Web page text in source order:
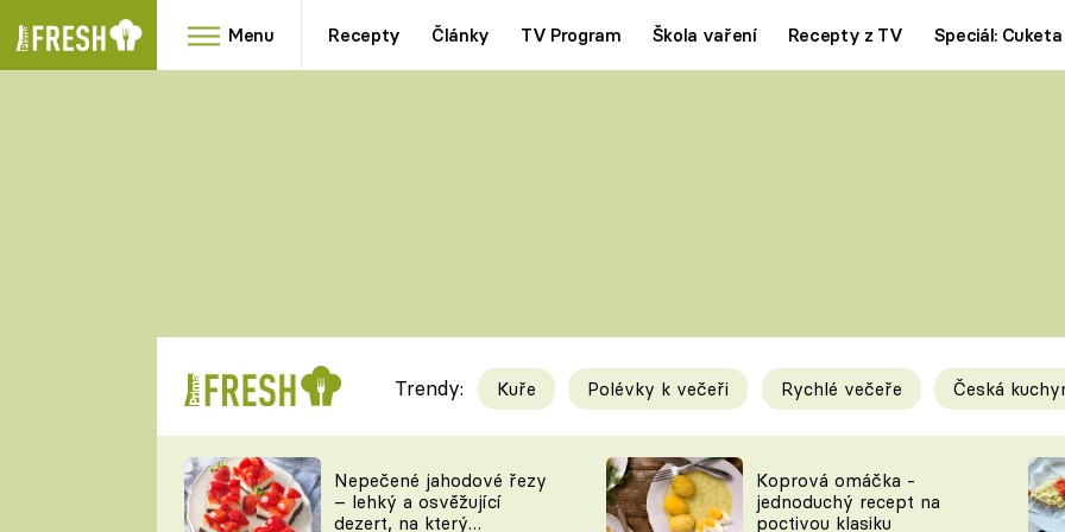
Menu Recepty Články TV Program Škola vaření Recepty z TV Speciál: Cuketa
RYCHLOVKY
Videorecepty
TEĎ VAŘÍ ŠÉF!
Tipy a triky
KAM ZA JÍDLEM
Trendy: Kuře Polévky k večeři Rychlé večeře Česká
Nepečené jahodové řezy
– lehký a osvěžující
dezert, na který
Koprová omáčka -
jednoduchý recept na
poctivou klasiku